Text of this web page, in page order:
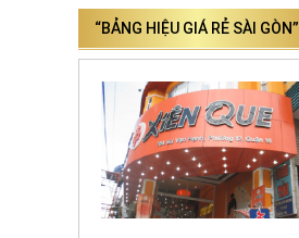
“BẢNG HIỆU GIÁ RẺ SÀI GÒN”